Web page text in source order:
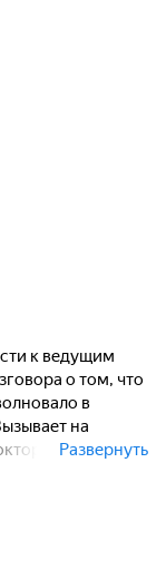
на
научную и
работой,
стоящих перед
к ведущим
о том, что
в
на
с
остроту
Развернуть